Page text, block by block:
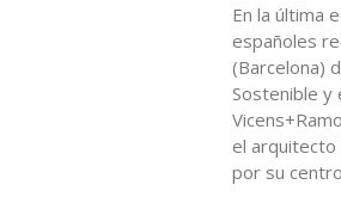
En la última
españoles
(Barcelona)
Sostenible y
el arquitecto
por su